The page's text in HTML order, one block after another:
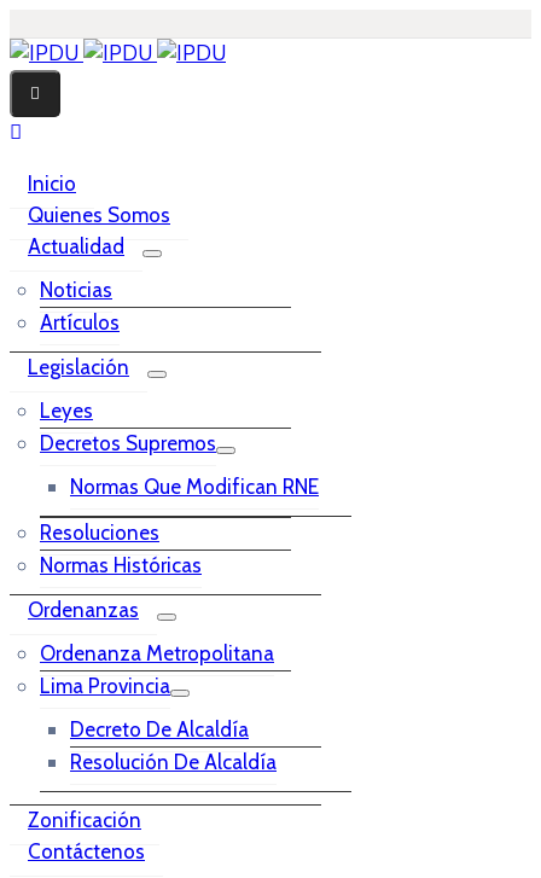
Inicio
Quienes Somos
Actualidad
Noticias
Artículos
Legislación
Leyes
Decretos Supremos
Normas Que Modifican RNE
Resoluciones
Normas Históricas
Ordenanzas
Ordenanza Metropolitana
Lima Provincia
Decreto De Alcaldía
Resolución De Alcaldía
Zonificación
Contáctenos